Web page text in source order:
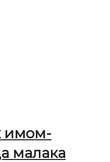
имом-
малака